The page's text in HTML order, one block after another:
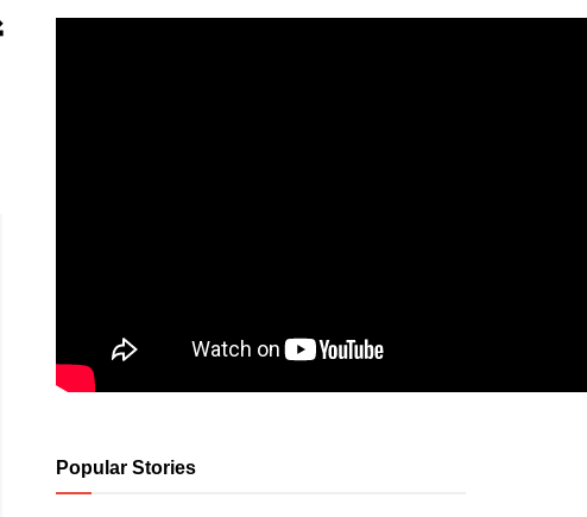
Popular Stories